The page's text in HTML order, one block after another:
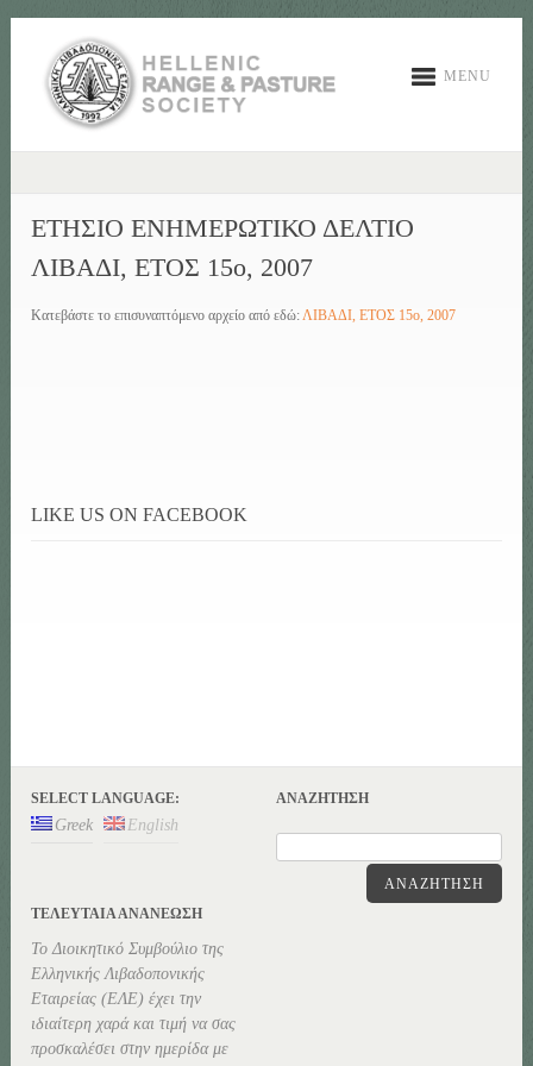
MENU
ΕΤΗΣΙΟ ΕΝΗΜΕΡΩΤΙΚΟ ΔΕΛΤΙΟ
ΛΙΒΑΔΙ, ΕΤΟΣ 15ο, 2007
Κατεβάστε το επισυναπτόμενο αρχείο από εδώ:ΛΙΒΑΔΙ, ΕΤΟΣ 15ο, 2007
LIKE US ON FACEBOOK
SELECT LANGUAGE:
Greek English
ΑΝΑΖΉΤΗΣΗ
ΑΝΑΖΉΤΗΣΗ
ΤΕΛΕΥΤΑΊΑ ΑΝΑΝΕΏΣΗ
Το Διοικητικό Συμβούλιο της
Ελληνικής Λιβαδοπονικής
Εταιρείας (ΕΛΕ) έχει την
ιδιαίτερη χαρά και τιμή να σας
προσκαλέσει στην ημερίδα με